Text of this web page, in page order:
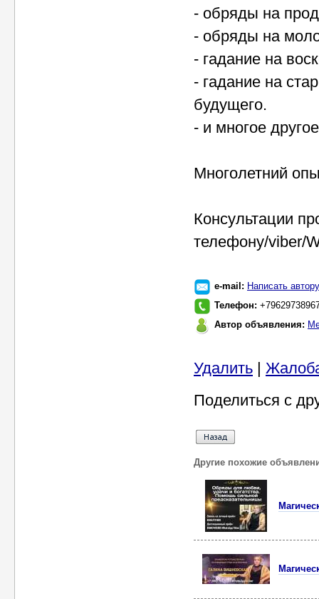
- обряды на
- обряды на
- гадание на
- гадание на
будущего.
- и многое
Многолетний
Консультации
телефону/viber/
e-mail: Написать автору
Телефон:
Автор объявления:
Удалить |
Поделиться с
Другие похожие